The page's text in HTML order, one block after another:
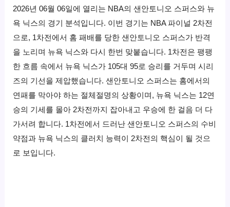
2026년 06월 06일에 열리는 NBA의 샌안토니오 스퍼스와 뉴
욕 닉스의 경기 분석입니다. 이번 경기는 NBA 파이널 2차전
으로, 1차전에서 홈 패배를 당한 샌안토니오 스퍼스가 반격
을 노리며 뉴욕 닉스와 다시 한번 맞붙습니다. 1차전은 팽팽
한 흐름 속에서 뉴욕 닉스가 105대 95로 승리를 거두며 시리
즈의 기선을 제압했습니다. 샌안토니오 스퍼스는 홈에서의
연패를 막아야 하는 절체절명의 상황이며, 뉴욕 닉스는 12연
승의 기세를 몰아 2차전까지 잡아내고 우승에 한 걸음 더 다
가서려 합니다. 1차전에서 드러난 샌안토니오 스퍼스의 수비
약점과 뉴욕 닉스의 클러치 능력이 2차전의 핵심이 될 것으
로 보입니다.